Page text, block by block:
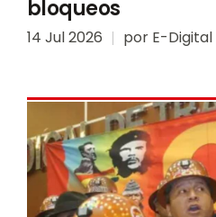
bloqueos
14 Jul 2026 por E-Digital